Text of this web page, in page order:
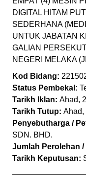
DIGITAL HITAM
SEDERHANA
UNTUK JABATAN
GALIAN
NEGERI MELAKA
Kod Bidang:
Status Pembekal:
Tarikh Iklan: Ahad,
Tarikh Tutup: Ahad,
Penyebutharga /
SDN. BHD.
Jumlah Perolehan /
Tarikh Keputusan: